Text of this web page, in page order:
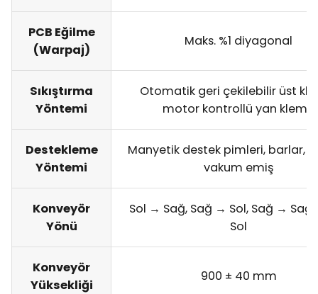
PCB Eğilme
(Warpaj)
Maks. %1 diyagonal
Sıkıştırma
Yöntemi
Otomatik geri çekilebilir üst
motor kontrollü yan klemp
Destekleme
Yöntemi
Manyetik destek pimleri, barlar,
vakum emiş
Konveyör
Yönü
Sol → Sağ, Sağ → Sol, Sağ →
Sol
Konveyör
Yüksekliği
900 ± 40 mm